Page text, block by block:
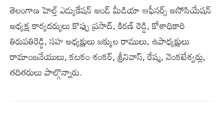
తెలంగాణ హెల్త్ ఎడ్యుకేషన్ అండ్ మీడియా ఆఫీసర్స్ అసోసియేషన్
అధ్యక్ష కార్యదర్శులు కొప్పు ప్రసాద్, కిరణ్ రెడ్డి, కోశాధికారి
తిరుపతిరెడ్డి, సహ అధ్యక్షులు జక్కుల రాములు, ఉపాధ్యక్షులు
రామాంజనేయులు, కటకం శంకర్, శ్రీనివాస్, రేష్మ, వెంకటేశ్వర్లు,
తదితరులు పాల్గొన్నారు.